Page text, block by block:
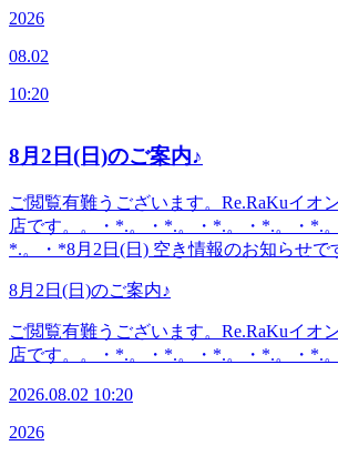
の香りでリラックス！この機会にぜひお
*.。・。 。。・*.。・*.。・*『肩甲骨ケ
ッチ』を取り入れたリラク系ボディケア♪
平の森店〈アクセス〉JR中央線豊田駅か
車でのご利用がオススメ♪飛鳥ドライビ
平図書館から徒歩10分圏内。〈電話番号
オンラインで△や×と表示されていても
あります。お気軽にお問い合わせくださ
す。。・*.。・*.。・*.。・*.。・*.。・
様ですね。いかがお過ごしでしょうか？
んな方にオススメなのが「爽快ヘッドス
の香りでリラックス！この機会にぜひお
い1日をお過ごしください♪・*.。・*.。
*.。・。 。。・*.。・*.。・*『肩甲骨ケ
ッチ』を取り入れたリラク系ボディケア
日:10時00分～21時(20時20分最終受付)〈
平の森店〈アクセス〉JR中央線豊田駅か
車でのご利用がオススメ♪飛鳥ドライビ
平図書館から徒歩10分圏内。〈電話番号
あります。お気軽にお問い合わせくださ
2026
08.02
10:20
8月2日(日)のご案内♪
ご閲覧有難うございます。Re.RaKuイオ
店です。。・*.。・*.。・*.。・*.。・*.
*.。・*8月2日(日) 空き情報のお知らせで
す。。・*.。・*.。・*.。・*.。・*.。・
こんにちは。本日ブログ担当のオオタで
すね。いかがお過ごしでしょうか？この
に「なす」や「きゅうり」に割りばしを
見たのを思い出します。夏の暑さでお疲
お越しください(^^♪・*.。・*.。・*.。・
8月2日(日)のご案内♪
ご閲覧有難うございます。Re.RaKuイオ
店です。。・*.。・*.。・*.。・*.。・*.
空きがございます。10:10-17:00がご案内
す。。・*.。・*.。・*.。・*.。・*.。・
2026.08.02 10:20
2026